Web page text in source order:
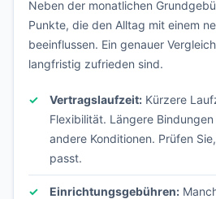
Neben der monatlichen
Punkte, die den Alltag mit einem
beeinflussen. Ein genauer
langfristig zufrieden sind.
Vertragslaufzeit: Kürzere
Flexibilität. Längere
andere Konditionen. Prüfen
passt.
Einrichtungsgebühren: